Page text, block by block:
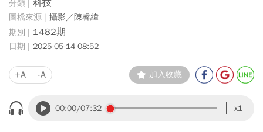
科技
攝影／陳睿緯
1482期
2025-05-14 08:52
+A -A 加入收藏
00:00/07:32 x1